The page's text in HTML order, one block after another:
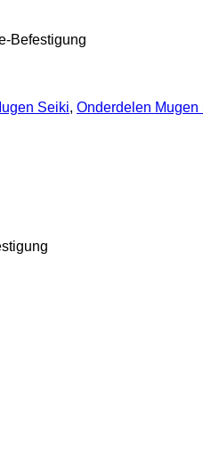
Befestigung
Seiki, Onderdelen Mugen